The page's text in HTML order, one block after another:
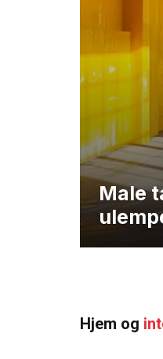
Male
Hjem og